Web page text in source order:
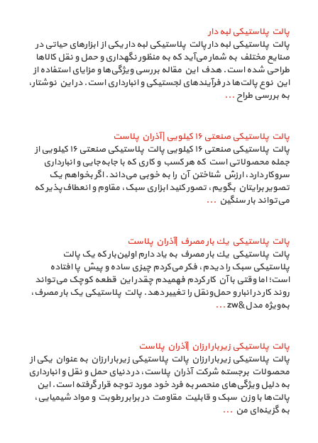
پالت پلاستیکی لبه دار
پالت پلاستیکی لبه دار پالت پلاستیکی لبه دار یکی از ابزارهای حیاتی در
صنایع مختلف به شمار می‌آید که به منظور نگهداری و حمل و نقل کالاها
طراحی شده است. هدف این مقاله بررسی ویژگی‌ها و مزایای استفاده از
این نوع پالت‌ها در فرآیندهای لجستیکی و انبارداری است. در این نوشتار،
به بررسی طراح ...
پالت پلاستیکی صنعتی ۱۶ کیلویی | آذران پلاست
پالت پلاستیکی صنعتی ۱۶ کیلویی پالت پلاستیکی صنعتی ۱۶ کیلویی از
جمله محصولاتی است که هر کسب و کاری که با جابه‌جایی و انبارداری
سروکار دارد، ارزش شناختن آن را به خوبی می‌داند. اگر بخواهم یک
تصویر برایتان بگویم، تصور کنید ابزاری سبک، مقاوم و انعطاف‌پذیر که
می‌تواند بار سنگین ...
پالت پلاستيكي يك بار مصرف |آذران پلاست
پالت پلاستيكي يك بار مصرف به یاد دارم اولین‌بار که یک پالت
پلاستیکی سبک را دیدم، فکر می‌کردم چیزی ساده و پیش پا افتاده
است؛ اما وقتی با آن کار کردم فهمیدم چقدر این قطعه کوچک می‌تواند
روند کار در انبار و حمل‌ونقل را تغییر دهد. پالت پلاستیکی یک بار مصرف،
به‌ویژه مدل&zw
...
پالت پلاستیکی زیربار ارزان |آذران پلاست
پالت پلاستیکی زیربار ارزان پالت پلاستیکی زیربار ارزان به عنوان یکی از
محصولات برجسته شرکت آذران پلاست، در دنیای حمل و نقل و انبارداری
به دلیل ویژگی‌های منحصر به فرد خود مورد توجه قرار گرفته است. این
پالت‌ها با وزن سبک و قابلیت مقاومت در برابر رطوبت و مواد شیمیایی،
به گزینه‌ای من ...